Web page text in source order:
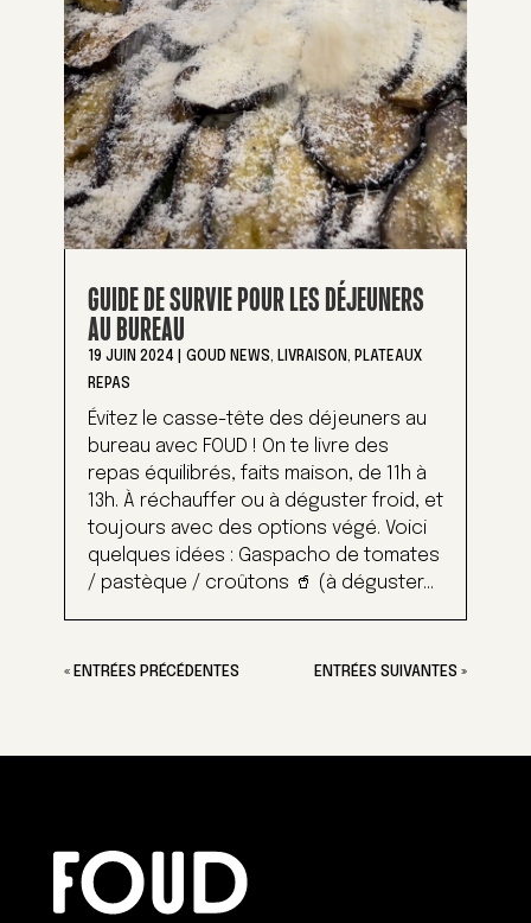
GUIDE DE SURVIE POUR LES DÉJEUNERS
AU BUREAU
19 JUIN 2024 GOUD NEWS, LIVRAISON, PLATEAUX
REPAS
Évitez le casse-tête des déjeuners au
bureau avec FOUD ! On te livre des
repas équilibrés, faits maison, de 11h à
13h. À réchauffer ou à déguster froid, et
toujours avec des options végé. Voici
quelques idées : Gaspacho de tomates
/ pastèque / croûtons 🥤 (à déguster...
« ENTRÉES PRÉCÉDENTES ENTRÉES SUIVANTES »